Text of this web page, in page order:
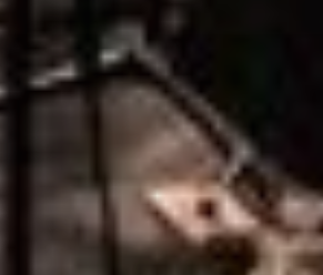
Dates
Communes
Type de
Marché / Foire /